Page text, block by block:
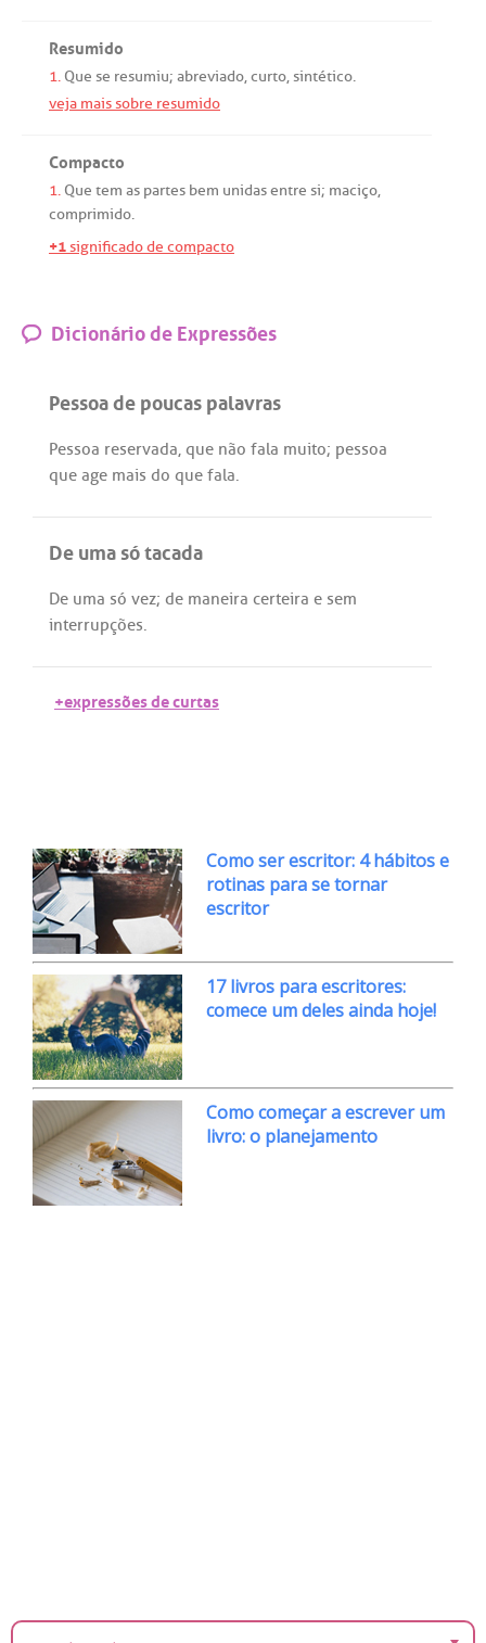
Resumido
1. Que se resumiu; abreviado,curto,sintético.
veja mais sobre resumido
Compacto
1. Que tem as partes bem unidasentre si; maciço,
comprimido.
+1significado de compacto
Dicionário de Expressões
Pessoa de poucas palavras
Pessoa reservada, que não fala muito; pessoa
que age mais do que fala.
De uma só tacada
De uma só vez; de maneira certeira e sem
interrupções.
+expressões de curtas
Como ser escritor: 4 hábitos e
rotinas para se tornar
escritor
17 livros para escritores:
comece um deles ainda hoje!
Como começar a escrever um
livro: o planejamento